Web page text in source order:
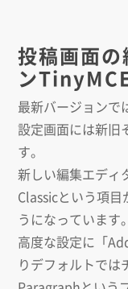
投稿画面
ン
最新バージョンで
設定画面には新旧
す。
新しい編集エディ
Classicという項
うになっています。
高度な設定に「
りデフォルトでは